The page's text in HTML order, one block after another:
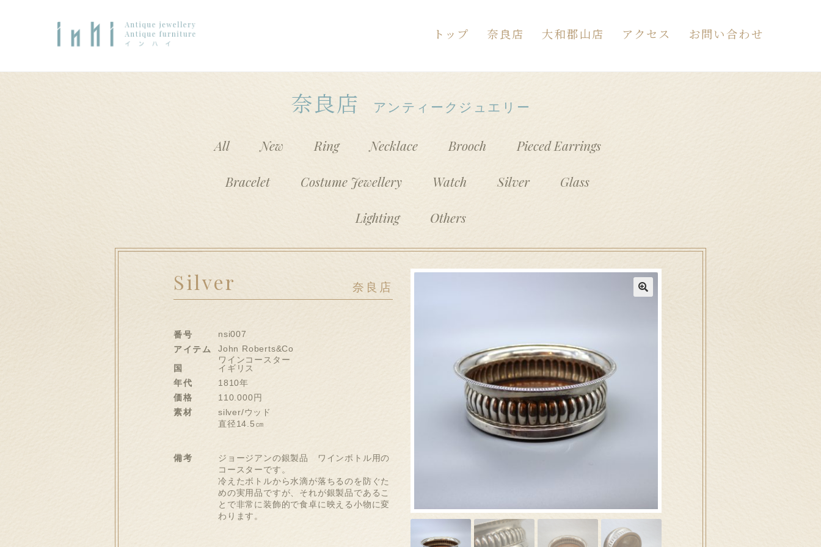
ナ
ビ
コ
ン
トップ 奈良店 大和郡山店 アクセス お問い合わせ
イトルなし)#111 (タイトルなし)Accessi n h i 奈良店へのお問い合わせinhi大和郡山店へのお問い合わせ（送信フォームが開きます）カートサンプルページテスト
奈良店 アンティークジュエリー
All New Ring Necklace Brooch Pieced Earrings
Bracelet Costume Jewellery Watch Silver Glass
Lighting Others
Silver 奈良店
番号
nsi007
アイテム
John Roberts&Co
ワインコースター
国
イギリス
年代
1810年
価格
110.000円
素材
silver/ウッド
直径14.5㎝
備考
ジョージアンの銀製品 ワインボトル用の
コースターです。
冷えたボトルから水滴が落ちるのを防ぐた
めの実用品ですが、それが銀製品であるこ
とで非常に装飾的で食卓に映える小物に変
わります。